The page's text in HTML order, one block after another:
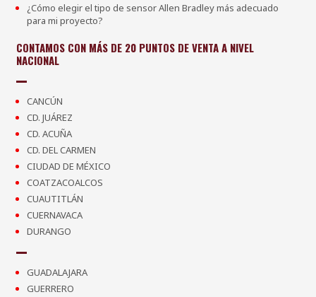
¿Cómo elegir el tipo de sensor Allen Bradley más adecuado
para mi proyecto?
CONTAMOS CON MÁS DE 20 PUNTOS DE VENTA A NIVEL
NACIONAL
CANCÚN
CD. JUÁREZ
CD. ACUÑA
CD. DEL CARMEN
CIUDAD DE MÉXICO
COATZACOALCOS
CUAUTITLÁN
CUERNAVACA
DURANGO
GUADALAJARA
GUERRERO